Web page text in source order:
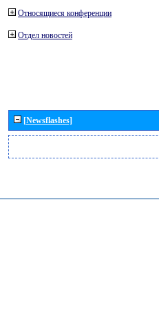
Относящиеся конференции
Отдел новостей
[Newsflashes]